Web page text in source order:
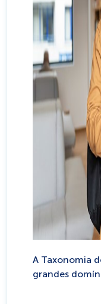
A Taxonomia
grandes